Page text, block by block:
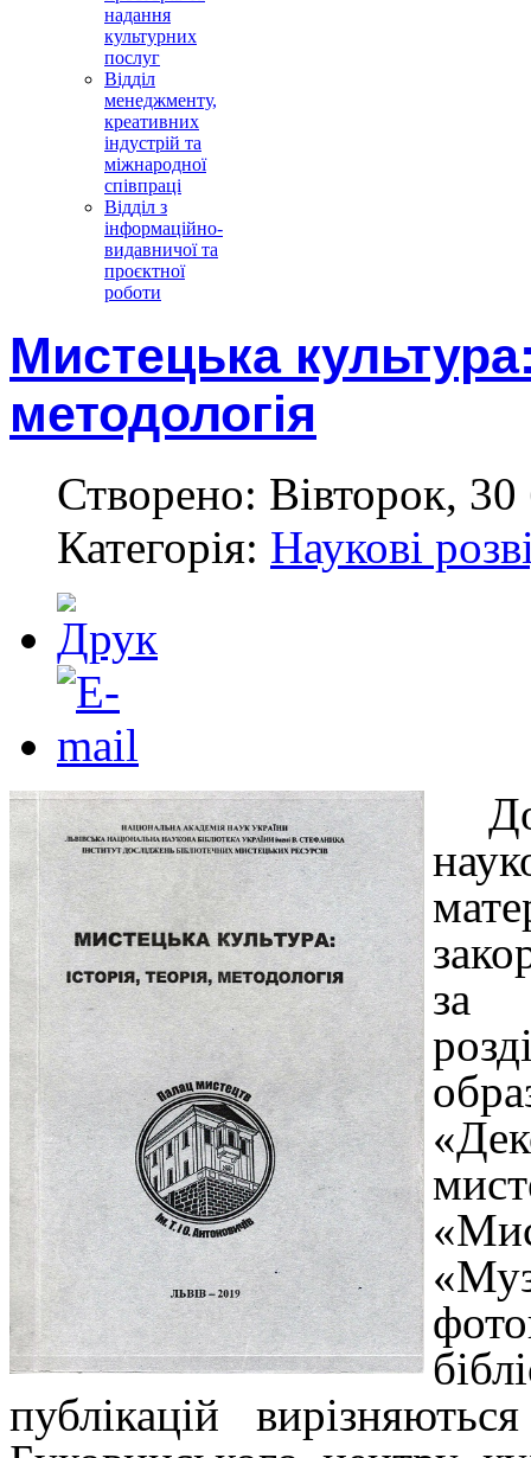
надання
культурних
послуг
Відділ
менеджменту,
креативних
індустрій та
міжнародної
співпраці
Відділ з
інформаційно-
видавничої та
проєктної
роботи
Мистецька культура:
методологія
Створено: Вівторок,
Категорія: Наукові
за
публікацій